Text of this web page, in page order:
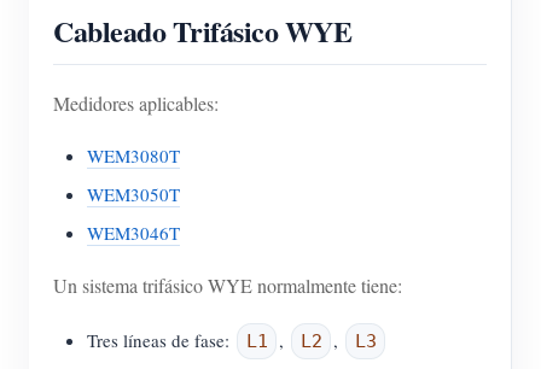
Cableado Trifásico WYE
Medidores aplicables:
WEM3080T
WEM3050T
WEM3046T
Un sistema trifásico WYE normalmente tiene:
Tres líneas de fase: L1 , L2 , L3